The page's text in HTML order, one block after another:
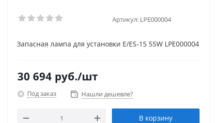
Артикул: LPE000004
Запасная лампа для установки Е/ES-15 55W LPE000004
30 694 руб./шт
Под заказ Нашли дешевле?
В корзину